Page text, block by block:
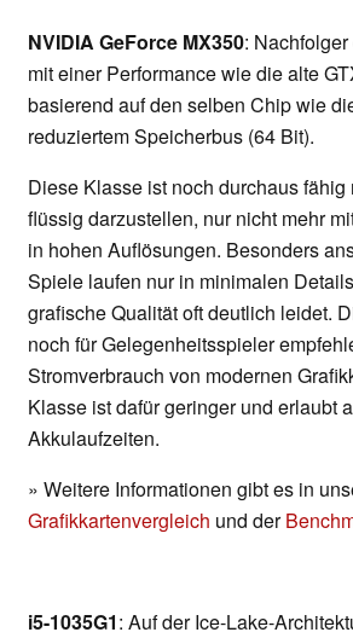
NVIDIA GeForce MX350:
mit einer Performance wie die alte
basierend auf den selben Chip wie
reduziertem Speicherbus (64 Bit).
Diese Klasse ist noch durchaus
flüssig darzustellen, nur nicht mehr
in hohen Auflösungen. Besonders
Spiele laufen nur in minimalen
grafische Qualität oft deutlich leidet.
noch für Gelegenheitsspieler
Stromverbrauch von modernen
Klasse ist dafür geringer und erlaubt
Akkulaufzeiten.
» Weitere Informationen gibt es in
Grafikkartenvergleich und der
i5-1035G1: Auf der Ice-Lake-